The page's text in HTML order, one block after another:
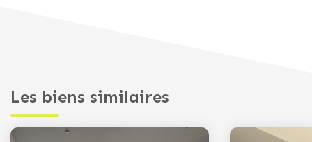
Les biens similaires